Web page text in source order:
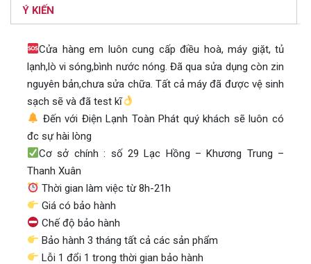
Ý KIẾN
Cửa hàng em luôn cung cấp điều hoà, máy giặt, tủ
lạnh,lò vi sóng,bình nước nóng. Đã qua sửa dụng còn zin
nguyên bản,chưa sửa chữa. Tất cả máy đã được vệ sinh
sạch sẽ và đã test kĩ
Đến với Điện Lạnh Toàn Phát quý khách sẽ luôn có
đc sự hài lòng
Cơ sở chính : số 29 Lạc Hồng – Khương Trung –
Thanh Xuân
Thời gian làm việc từ 8h-21h
Giá có bảo hành
Chế độ bảo hành
Bảo hành 3 tháng tất cả các sản phẩm
Lỗi 1 đổi 1 trong thời gian bảo hành